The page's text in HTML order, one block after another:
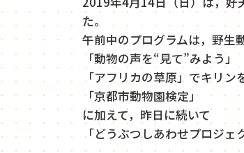
た。
午前中のプログラムは，野生
「動物の声を“見て”みよう」
「アフリカの草原」でキリン
「京都市動物園検定」
に加えて，昨日に続いて
「どうぶつしあわせプロジェ